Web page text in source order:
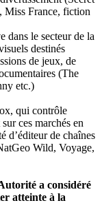
Miss France, fiction
dans le secteur de la
destinés
de jeux, de
(The
etc.)
qui contrôle
ces marchés en
d’éditeur de chaînes
Wild, Voyage,
a considéré
atteinte à la